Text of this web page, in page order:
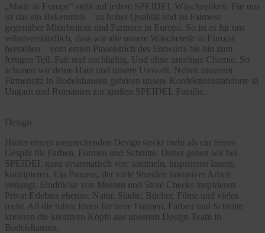
„Made in Europe“ steht auf jedem SPEIDEL Wäscheetikett. Für uns
ist das ein Bekenntnis – zu hoher Qualität und zu Fairness
gegenüber Mitarbeitern und Partnern in Europa. So ist es für uns
selbstverständlich, dass wir alle unsere Wäscheteile in Europa
herstellen – vom ersten Pinselstrich des Entwurfs bis hin zum
fertigen Teil. Fair und nachhaltig. Und ohne unnötige Chemie. So
schonen wir deine Haut und unsere Umwelt. Neben unserem
Firmensitz in Bodelshausen gehören unsere Konfektionsstandorte in
Ungarn und Rumänien zur großen SPEIDEL Familie.
Design
Hinter einem ansprechenden Design steckt mehr als ein feines
Gespür für Farben, Formen und Schnitte. Daher gehen wir bei
SPEIDEL ganz systematisch vor: sammeln, inspirieren lassen,
konzipieren. Ein Prozess, der viele Stunden intensiver Arbeit
verlangt. Eindrücke von Messen und Store Checks inspirieren.
Privat Erlebtes ebenso: Natur, Städte, Bücher, Filme und vieles
mehr. All die tollen Ideen für neue Formen, Farben und Schnitte
kreieren die kreativen Köpfe aus unserem Design Team in
Bodelshausen.